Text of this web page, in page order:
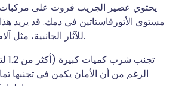
يحتوي عصير الجريب فروت على
مستوى الأتورفاستاتين في دمك. قد يزيد
للآثار الجانبية، مثل آلام العضلات أو تلفها.
الرغم من أن الأمان يكمن في تجنبها